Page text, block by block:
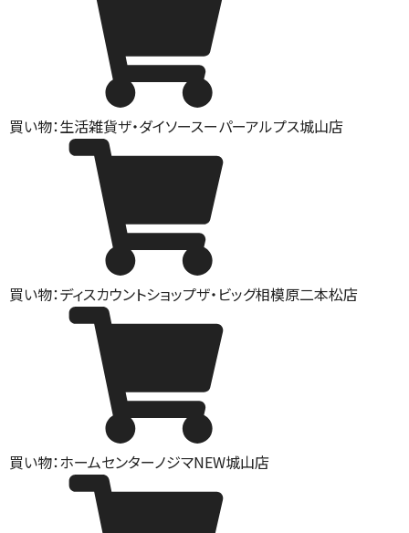
買い物：生活雑貨ザ・ダイソースーパーアルプス城山店
買い物：ディスカウントショップザ・ビッグ相模原二本松店
買い物：ホームセンターノジマNEW城山店